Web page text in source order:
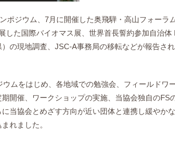
ジウム、7月に開催した奥飛騨・高山フォーラ
した国際バイオマス展、世界首長誓約参加自治体
の現地調査、JSC-A事務局の移転などが報告され
ムをはじめ、各地域での勉強会、フィールドワ
開催、ワークショップの実施、当協会独自のFS
当協会とめざす方向が近い団体と連携し緩やか
れました。